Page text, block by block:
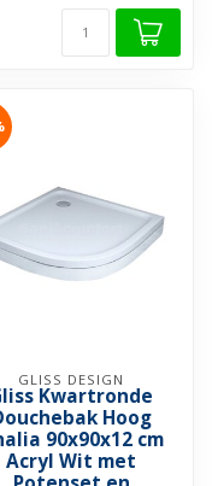
GLISS DESIGN
Kwartronde
Hoog
90x90x12 cm
Acryl Wit met